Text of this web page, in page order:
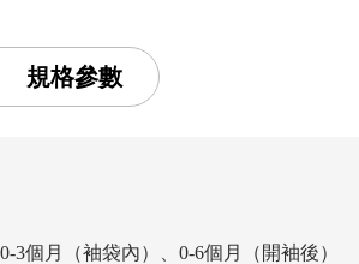
規格參數
3個月（袖袋內）、0-6個月（開袖後）